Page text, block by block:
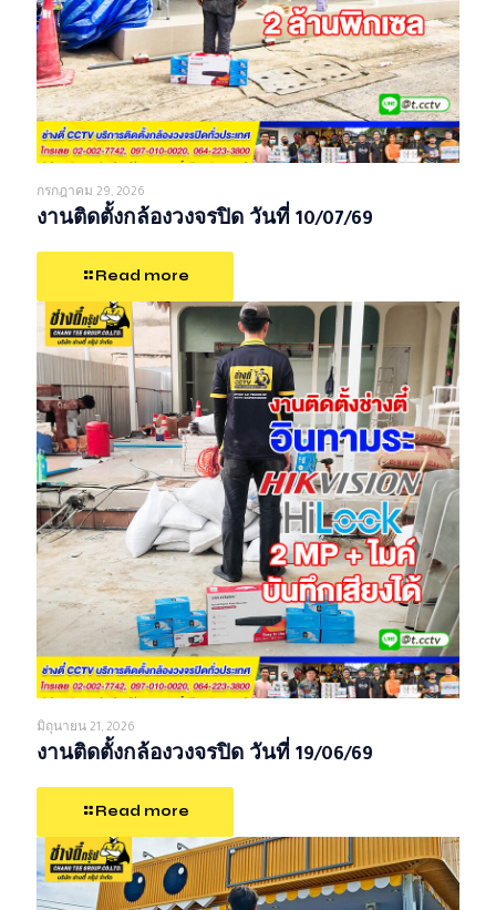
กรกฎาคม 29, 2026
งานติดตั้งกล้องวงจรปิด วันที่ 10/07/69
Read more
มิถุนายน 21, 2026
งานติดตั้งกล้องวงจรปิด วันที่ 19/06/69
Read more